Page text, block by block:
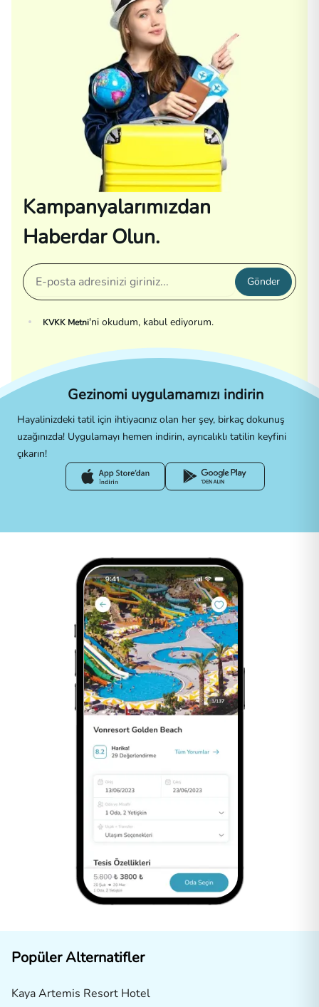
Kampanyalarımızdan
Haberdar Olun.
Gönder
KVKK Metni'ni okudum, kabul ediyorum.
Gezinomi uygulamamızı indirin
Hayalinizdeki tatil için ihtiyacınız olan her şey, birkaç dokunuş
uzağınızda! Uygulamayı hemen indirin, ayrıcalıklı tatilin keyfini
çıkarın!
Popüler Alternatifler
Kaya Artemis Resort Hotel